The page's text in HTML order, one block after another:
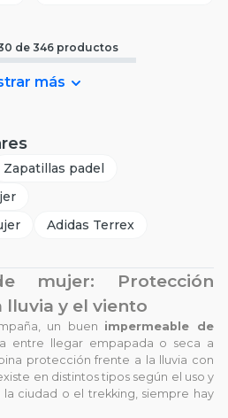
de 346 productos
más
Zapatillas padel
Adidas Terrex
mujer: Protección
y el viento
un buen impermeable de
entre llegar empapada o seca a
protección frente a la lluvia con
en distintos tipos según el uso y
la ciudad o el trekking, siempre hay